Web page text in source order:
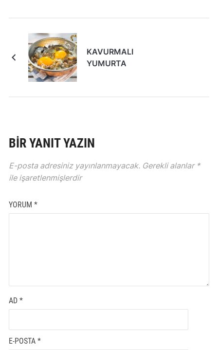
KAVURMALI
YUMURTA
BIR YANIT YAZIN
E-posta adresiniz yayınlanmayacak. Gerekli alanlar *
ile işaretlenmişlerdir
YORUM *
AD *
E-POSTA *